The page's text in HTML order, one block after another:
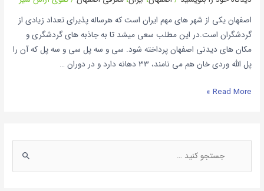
اصفهان یکی از شهر های مهم ایران است که هرساله پذیرای تعداد زیادی از
گردشگران است.در این مطلب سعی میشد تا به جاذبه های گردشگری و
مکان های دیدنی اصفهان پرداخته شود. سی و سه پل سی و سه پل که آن را
پل الله وردی خان هم می نامند، 33 دهانه دارد و در دوران …
Read More »